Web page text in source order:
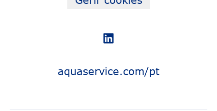
aquaservice.com/pt